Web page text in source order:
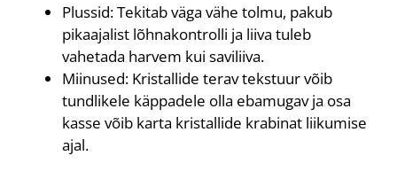
Plussid: Tekitab väga vähe tolmu, pakub
pikaajalist lõhnakontrolli ja liiva tuleb
vahetada harvem kui saviliiva.
Miinused: Kristallide terav tekstuur võib
tundlikele käppadele olla ebamugav ja osa
kasse võib karta kristallide krabinat liikumise
ajal.